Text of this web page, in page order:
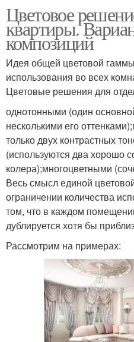
Цветовое
квартиры.
композиций
Идея общей цветовой
использования во всех
Цветовые решения для
однотонными (один
несколькими его
только двух контрастных
(используются два хорошо
колера);многоцветными
Весь смысл единой
ограничении количества
том, что в каждом
дублируется хотя бы
Рассмотрим на примерах: